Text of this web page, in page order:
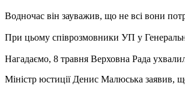
Водночас він зауважив, що не всі вони
При цьому співрозмовники УП у
Нагадаємо, 8 травня Верховна Рада
Міністр юстиції Денис Малюська заявив,